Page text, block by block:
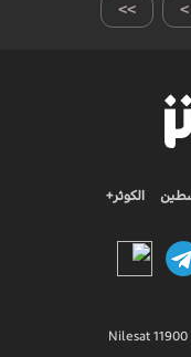
>> >
الكوثر+
Nilesat 11900